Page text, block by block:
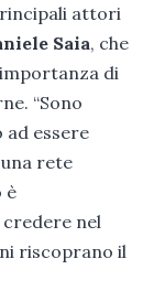
attori
Saia, che
di
“Sono
essere
rete
è
nel
riscoprano il